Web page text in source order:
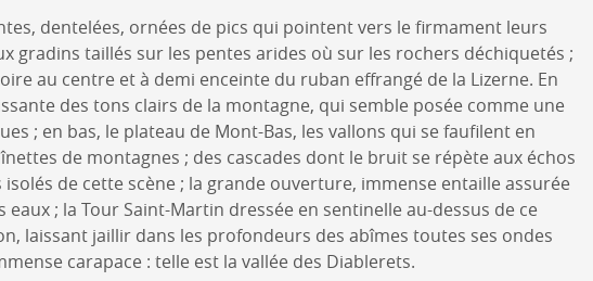
dentelées, ornées de pics qui pointent vers le firmament leurs
gradins taillés sur les pentes arides où sur les rochers déchiquetés ;
au centre et à demi enceinte du ruban effrangé de la Lizerne. En
des tons clairs de la montagne, qui semble posée comme une
; en bas, le plateau de Mont-Bas, les vallons qui se faufilent en
de montagnes ; des cascades dont le bruit se répète aux échos
de cette scène ; la grande ouverture, immense entaille assurée
eaux ; la Tour Saint-Martin dressée en sentinelle au-dessus de ce
laissant jaillir dans les profondeurs des abîmes toutes ses ondes
carapace : telle est la vallée des Diablerets.